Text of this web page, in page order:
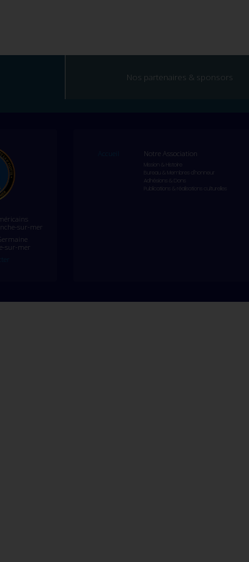
Nos partenaires & sponsors
sur-mer
sur-mer
Notre Association
Mission & Histoire
Bureau & Membres d'honneur
Adhésions & Dons
Publications & réalisations culturelles